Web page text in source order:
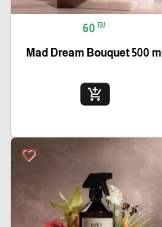
60 ₪
Mad Dream Bouquet 500 ml
add_shopping_cart
favorite_border